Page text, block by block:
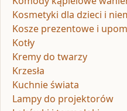
Kosmetyki dla dzieci i
Kosze prezentowe i
Kotły
Kremy do twarzy
Krzesła
Kuchnie świata
Lampy do projektorów